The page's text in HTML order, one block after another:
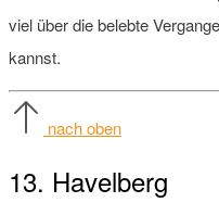
viel über die belebte
kannst.
nach oben
13. Havelberg